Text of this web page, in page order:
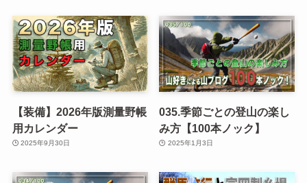
【装備】2026年版測量野帳
用カレンダー
2025年9月30日
035.季節ごとの登山の楽し
み方【100本ノック】
2025年1月3日